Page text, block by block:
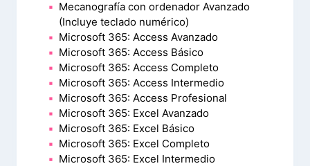
Mecanografía con ordenador Avanzado
(Incluye teclado numérico)
Microsoft 365: Access Avanzado
Microsoft 365: Access Básico
Microsoft 365: Access Completo
Microsoft 365: Access Intermedio
Microsoft 365: Access Profesional
Microsoft 365: Excel Avanzado
Microsoft 365: Excel Básico
Microsoft 365: Excel Completo
Microsoft 365: Excel Intermedio